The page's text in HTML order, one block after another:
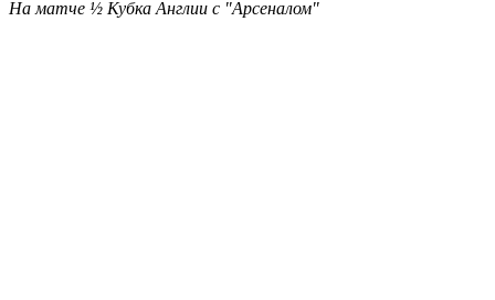
На матче ½ Кубка Англии с "Арсеналом"